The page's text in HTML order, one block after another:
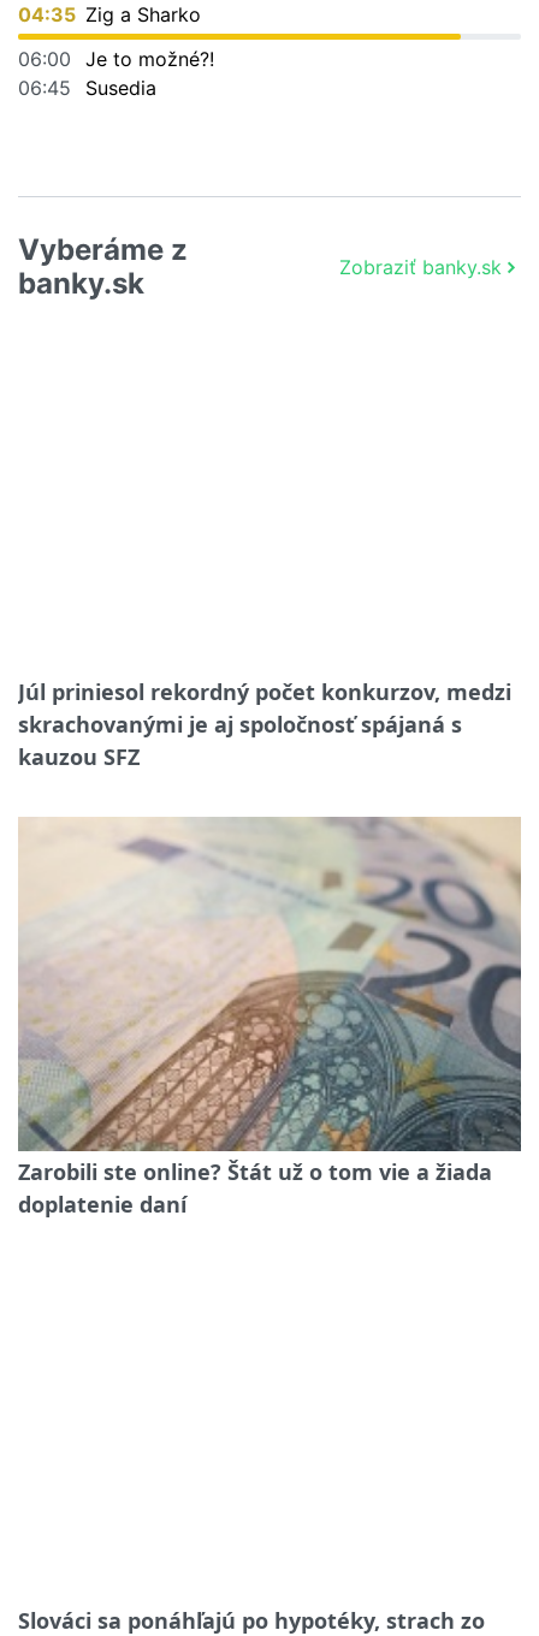
04:35 Zig a Sharko
06:00
Je to možné?!
06:45
Susedia
Vyberáme z
banky.sk
Zobraziť banky.sk
Júl priniesol rekordný počet konkurzov, medzi
skrachovanými je aj spoločnosť spájaná s
kauzou SFZ
Zarobili ste online? Štát už o tom vie a žiada
doplatenie daní
Slováci sa ponáhľajú po hypotéky, strach zo